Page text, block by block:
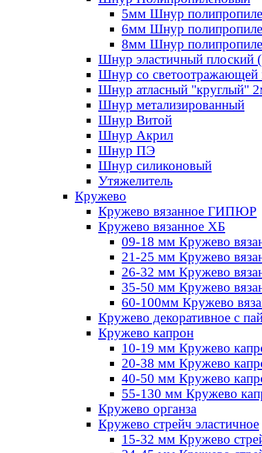
5мм Шнур
6мм Шнур
8мм Шнур
Шнур эластичный плоский
Шнур со светоотражающей
Шнур атласный "круглый"
Шнур метализированный
Шнур Витой
Шнур Акрил
Шнур ПЭ
Шнур силиконовый
Утяжелитель
Кружево
Кружево вязанное ГИПЮР
Кружево вязанное ХБ
09-18 мм Кружево
21-25 мм Кружево
26-32 мм Кружево
35-50 мм Кружево
60-100мм Кружево
Кружево декоративное с
Кружево капрон
10-19 мм Кружево
20-38 мм Кружево
40-50 мм Кружево
55-130 мм Кружево
Кружево органза
Кружево стрейч эластичное
15-32 мм Кружево